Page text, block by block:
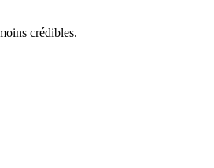
crédibles.